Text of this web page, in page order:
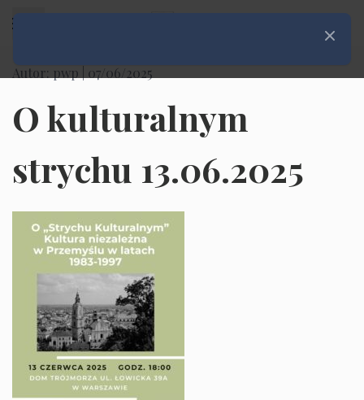
Autor: pwp | 07/06/2025
O kulturalnym
strychu 13.06.2025
Zamknij